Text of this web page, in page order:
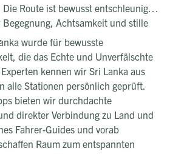
Route ist bewusst entschleunigt
Achtsamkeit und stille
wurde für bewusste
die das Echte und Unverfälschte
kennen wir Sri Lanka aus
alle Stationen persönlich geprüft.
bieten wir durchdachte
direkter Verbindung zu Land und
Fahrer-Guides und vorab
Raum zum entspannten